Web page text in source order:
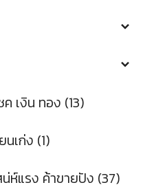
เงิน ทอง (13)
นเก่ง (1)
น่ห์แรง ค้าขายปัง (37)